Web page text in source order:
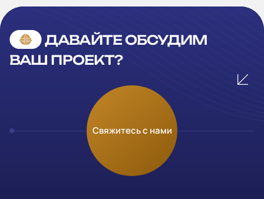
ДАВАЙТЕ ОБСУДИМ
ВАШ ПРОЕКТ?
Свяжитесь с нами
Оставьте заявку
Заполните и отправьте данные и мы свяжемся с вами в
течение рабочего дня